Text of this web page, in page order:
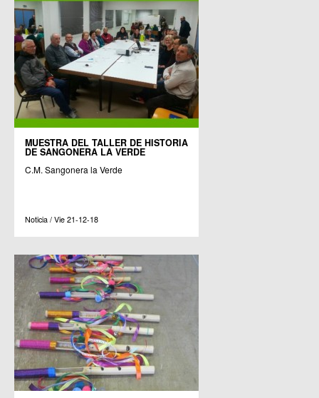
MUESTRA DEL TALLER DE HISTORIA
DE SANGONERA LA VERDE
C.M. Sangonera la Verde
Noticia / Vie 21-12-18